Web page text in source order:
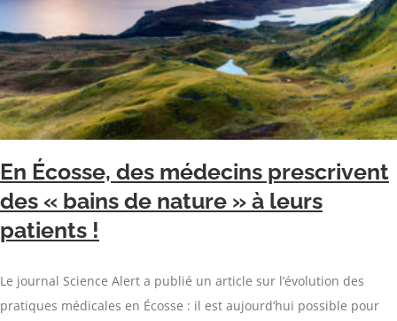
En Écosse, des médecins prescrivent
des « bains de nature » à leurs
patients !
Le journal Science Alert a publié un article sur l’évolution des
pratiques médicales en Écosse : il est aujourd’hui possible pour